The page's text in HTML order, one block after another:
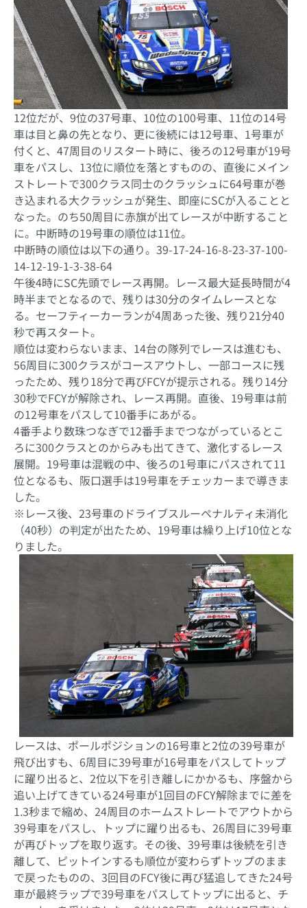
12位だが、9位の37号車、10位の100号車、11位の14号
車は目と鼻の先となり、更に後続には12号車、1号車が
付くと、47周目のリスタート時に、後ろの12号車が19号
車をパスし、13位に順位を落とすものの、直後にメイン
ストレートで300クラス同士のクラッシュに64号車が巻
き込まれる大クラッシュが発生、即座にSCが入ることと
なった。のち50周目に赤旗が出てレースが中断すること
に。中断時の19号車の順位は11位。
中断時の順位は以下の通り。39-17-24-16-8-23-37-100-
14-12-19-1-3-38-64
午後4時にSC先頭でレース再開。レース最大延長時間が4
時半までとなるので、残りは30分のタイムレースとな
る。セーフティーカーランが4周あった後、残り21分40
秒で再スタート。
順位は変わらないまま、14台の隊列でレースは進むも、
56周目に300クラスがコースアウトし、一部コースに残
ったため、残り18分で再びFCYが提示される。残り14分
30秒でFCYが解除され、レース再開。直後、19号車は前
の12号車をパスして10番手にあがる。
4番手より数珠つなぎで12番手までつながっているとこ
ろに300クラスとのからみも出てきて、激化するレース
展開。19号車は混戦の中、後ろの1号車にパスされて11
位となるも、阪口選手は19号車をチェッカーまで導きま
した。
※レース後、23号車のドライブスルーペナルティ未消化
（40秒）の判定が出たため、19号車は繰り上げ10位とな
りました。
レースは、ポールポジションの16号車と2位の39号車が
飛び出すも、6周目に39号車が16号車をパスしてトップ
に躍り出ると、2位以下を引き離しにかかるも、序盤から
追い上げてきている24号車が1回目のFCY解除までに差を
1.3秒まで縮め、24周目のホームストレートでアウトから
39号車をパスし、トップに躍り出るも、26周目に39号車
が再びトップを取り返す。その後、39号車は後続を引き
離して、ピットインするも順位が変わらずトップのまま
で戻ったものの、3回目のFCY後に再び猛追してきた24号
車が最終ラップで39号車をパスしてトップに出ると、チ